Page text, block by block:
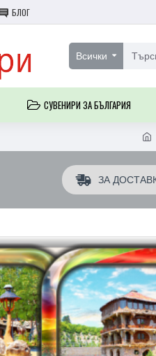
БЛОГ
Всички
СУВЕНИРИ ЗА БЪЛГАРИЯ
ЗА